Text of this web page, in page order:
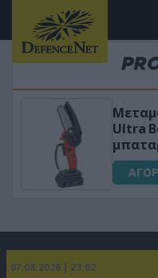
για
07.08.2026 | 23:02